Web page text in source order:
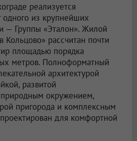
реализуется
из крупнейших
— Группы «Эталон». Жилой
Кольцово» рассчитан почти
площадью порядка
метров. Полноформатный
архитектурой
развитой
окружением,
пригорода и комплексным
для комфортной